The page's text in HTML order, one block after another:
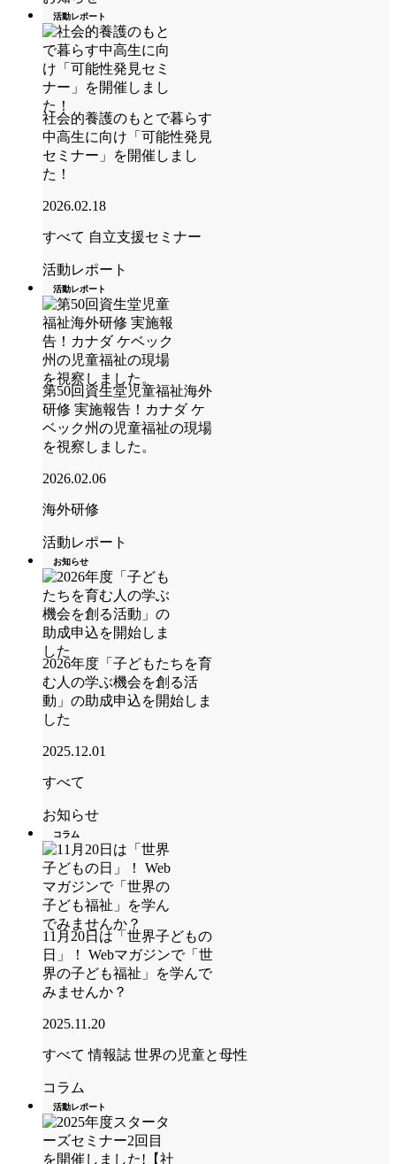
活動レポート
社会的養護のもとで暮らす
中高生に向け「可能性発見
セミナー」を開催しまし
た！
2026.02.18
すべて 自立支援セミナー
活動レポート
活動レポート
第50回資生堂児童福祉海外
研修 実施報告！カナダ ケ
ベック州の児童福祉の現場
を視察しました。
2026.02.06
海外研修
活動レポート
お知らせ
2026年度「子どもたちを育
む人の学ぶ機会を創る活
動」の助成申込を開始しま
した
2025.12.01
すべて
お知らせ
コラム
11月20日は「世界子どもの
日」！ Webマガジンで「世
界の子ども福祉」を学んで
みませんか？
2025.11.20
すべて 情報誌 世界の児童と母性
コラム
活動レポート